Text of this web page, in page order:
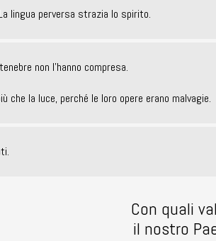
lingua perversa strazia lo spirito.
non l’hanno compresa.
che la luce, perché le loro opere erano malvagie.
Con quali
il nostro